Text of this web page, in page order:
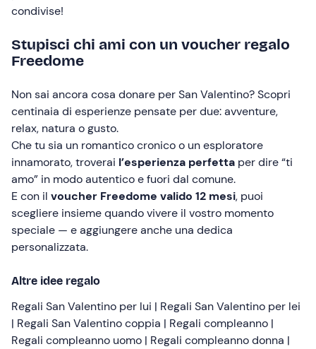
condivise!
Stupisci chi ami con un voucher regalo
Freedome
Non sai ancora cosa donare per San Valentino? Scopri
centinaia di esperienze pensate per due: avventure,
relax, natura o gusto.
Che tu sia un romantico cronico o un esploratore
innamorato, troverai l’esperienza perfetta per dire “ti
amo” in modo autentico e fuori dal comune.
E con il voucher Freedome valido 12 mesi, puoi
scegliere insieme quando vivere il vostro momento
speciale — e aggiungere anche una dedica
personalizzata.
Altre idee regalo
Regali San Valentino per lui | Regali San Valentino per lei
| Regali San Valentino coppia | Regali compleanno |
Regali compleanno uomo | Regali compleanno donna |